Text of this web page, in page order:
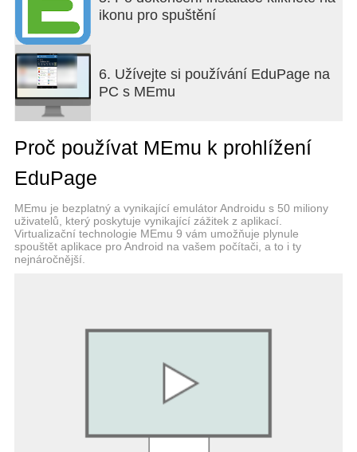
prohlížet a označit je jako hotové. Budou vás
milovat!
Rozvrh
Stáhněte si váš rozvrh k prohlížení offline. (Škola
musí používat aSc TimeTables. Vyzkoušejte
zdarma na http://www.asctimetables.com)
Zástupy
vašeho mobilu. Součástí jsou notifikace typu push.
(Škola musí používat aSc Substitutions).
E-learning
Výsledky jsou automaticky sbírány a zadání jsou
vyhodnocována.
Školní jídelna
Prohlédněte si týdenní měnu. Rovněž lze objednat
Vkládání známek a domácích úkolů si můžete
vyzkoušet, i když vaše škola EduPage nepoužívá.
ikonu pro spuštění
6. Užívejte si používání EduPage na
PC s MEmu
Proč používat MEmu k prohlížení
EduPage
MEmu je bezplatný a vynikající emulátor Androidu s 50 miliony
uživatelů, který poskytuje vynikající zážitek z aplikací.
Virtualizační technologie MEmu 9 vám umožňuje plynule
spouštět aplikace pro Android na vašem počítači, a to i ty
nejnáročnější.